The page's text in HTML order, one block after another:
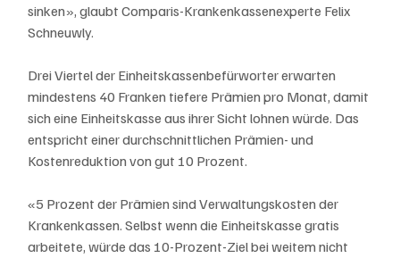
sinken», glaubt Comparis-Krankenkassenexperte Felix
Schneuwly.
Drei Viertel der Einheitskassenbefürworter erwarten
mindestens 40 Franken tiefere Prämien pro Monat, damit
sich eine Einheitskasse aus ihrer Sicht lohnen würde. Das
entspricht einer durchschnittlichen Prämien- und
Kostenreduktion von gut 10 Prozent.
«5 Prozent der Prämien sind Verwaltungskosten der
Krankenkassen. Selbst wenn die Einheitskasse gratis
arbeitete, würde das 10-Prozent-Ziel bei weitem nicht